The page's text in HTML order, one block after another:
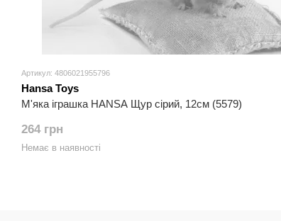
Артикул: 4806021955796
Hansa Toys
М'яка іграшка HANSA Щур сірий, 12см (5579)
264 грн
Немає в наявності